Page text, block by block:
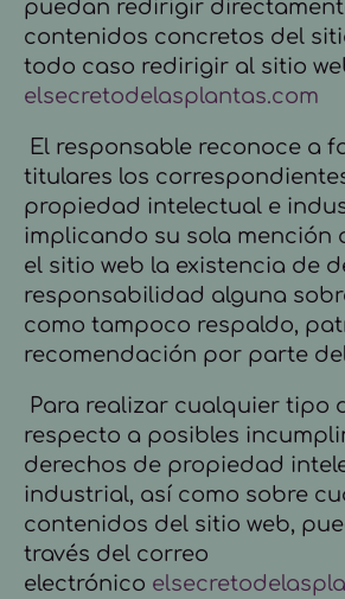
puedan redirigir
contenidos concretos del
todo caso redirigir al sitio
elsecretodelasplantas.com
El responsable reconoce a
titulares los
propiedad intelectual e
implicando su sola mención
el sitio web la existencia de
responsabilidad alguna
como tampoco respaldo,
recomendación por parte
Para realizar cualquier tipo
respecto a posibles
derechos de propiedad
industrial, así como sobre
contenidos del sitio web,
través del correo
electrónico